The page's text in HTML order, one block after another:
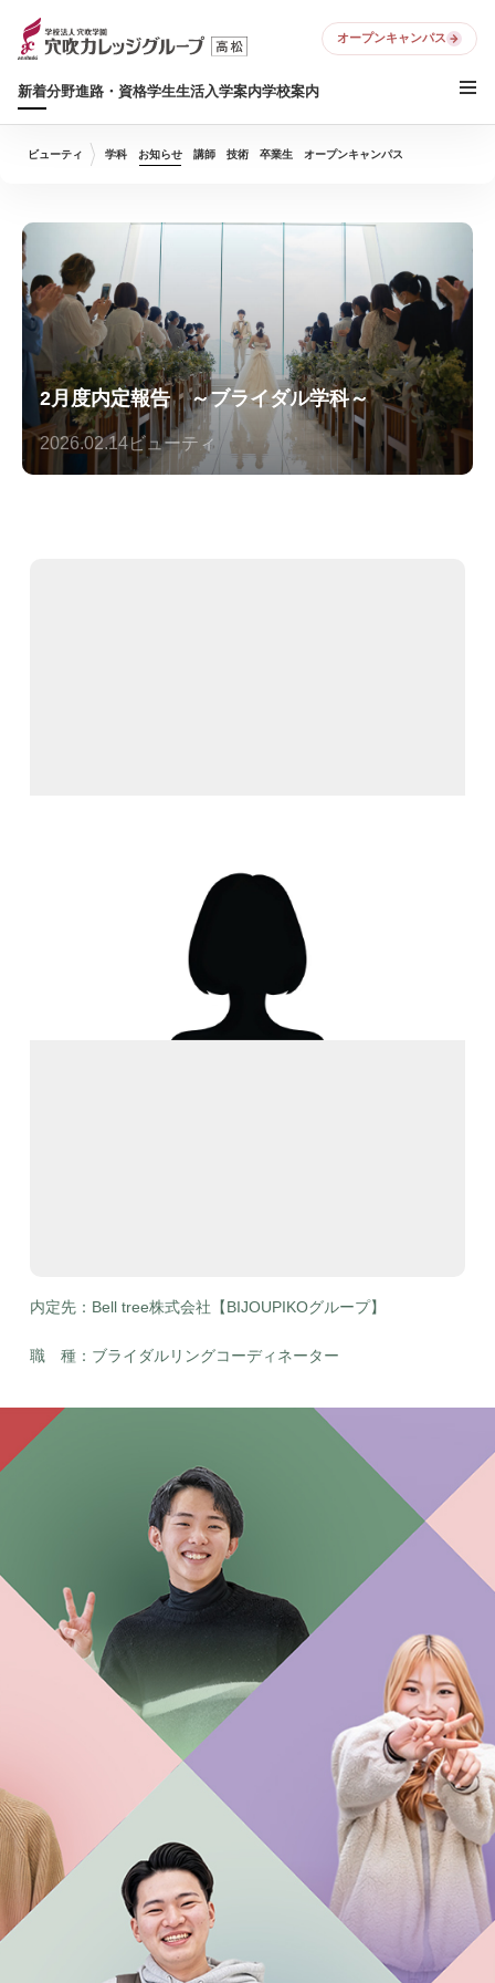
新着分野進路・資格学生生活入学案内学校案内
オープンキャンパス
ビューティ 学科 お知らせ 講師 技術 卒業生 オープンキャンパス
2月度内定報告 ～ブライダル学科～
2026.02.14ビューティ
内定先：Bell tree株式会社【BIJOUPIKOグループ】
職 種：ブライダルリングコーディネーター